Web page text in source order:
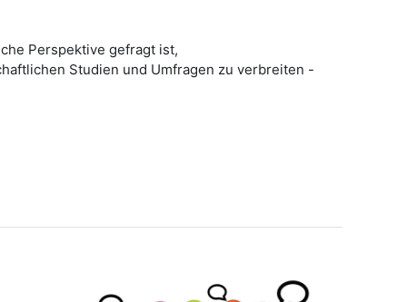
Perspektive gefragt ist,
Studien und Umfragen zu verbreiten -